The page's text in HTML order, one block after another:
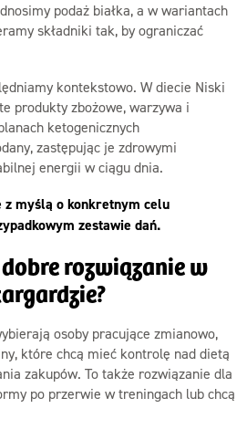
podaż białka, a w wariantach
składniki tak, by ograniczać
kontekstowo. W diecie Niski
produkty zbożowe, warzywa i
ketogenicznych
zastępując je zdrowymi
energii w ciągu dnia.
z myślą o konkretnym celu
zestawie dań.
rozwiązanie w
osoby pracujące zmianowo,
które chcą mieć kontrolę nad dietą
zakupów. To także rozwiązanie dla
po przerwie w treningach lub chcą